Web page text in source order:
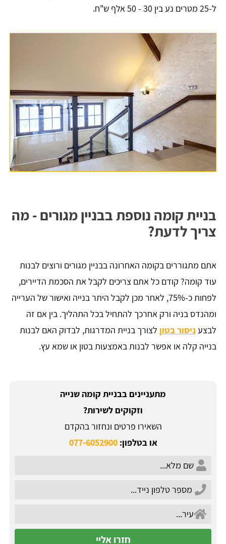
ל-25 מטרים נע בין 30 - 50 אלף ש"ח.
בניית קומה נוספת בבניין מגורים - מה
צריך לדעת?
אתם מתגוררים בקומה האחרונה בבניין מגורים ורוצים לבנות
עוד קומה? קודם כל אתם צריכים לקבל את הסכמת הדיירים,
לפחות כ-75%, לאחר מכן לקבל היתר בנייה ואישור של הערייה
ומהנדס בניה ורק אחרכך להתחיל בכל התהליך. בין אם זה
לבצע ניסור בטון לצורך בניית המדרגות, לבדוק האם לבנות
בנייה קלה או אפשר לבנות באמצעות בטון או שמא עץ.
מתעניינים בבניית קומה שנייה
וזקוקים לשירות?
השאירו פרטים ונחזור בהקדם
או בטלפון:077-6052900
חזרו אליי